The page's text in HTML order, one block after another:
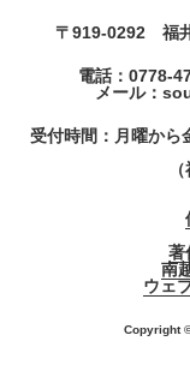
〒919-0292 福
電話： 0778-
メール：
受付時間：月曜から
著
南
ウェ
Copyright